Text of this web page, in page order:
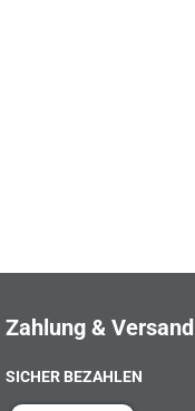
Zahlung & Versand
SICHER BEZAHLEN